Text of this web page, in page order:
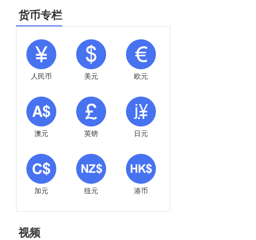
货币专栏
人民币 美元 欧元
澳元 英镑 日元
加元 纽元 港币
视频